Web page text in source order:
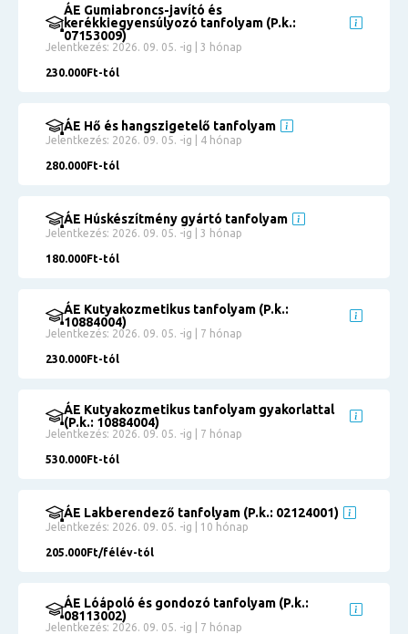
ÁE Gumiabroncs-javító és
kerékkiegyensúlyozó tanfolyam (P.k.:
07153009)
Jelentkezés: 2026. 09. 05. -ig | 3 hónap
230.000Ft-tól
ÁE Hő és hangszigetelő tanfolyam
Jelentkezés: 2026. 09. 05. -ig | 4 hónap
280.000Ft-tól
ÁE Húskészítmény gyártó tanfolyam
Jelentkezés: 2026. 09. 05. -ig | 3 hónap
180.000Ft-tól
ÁE Kutyakozmetikus tanfolyam (P.k.:
10884004)
Jelentkezés: 2026. 09. 05. -ig | 7 hónap
230.000Ft-tól
ÁE Kutyakozmetikus tanfolyam gyakorlattal
(P.k.: 10884004)
Jelentkezés: 2026. 09. 05. -ig | 7 hónap
530.000Ft-tól
ÁE Lakberendező tanfolyam (P.k.: 02124001)
Jelentkezés: 2026. 09. 05. -ig | 10 hónap
205.000Ft/félév-tól
ÁE Lóápoló és gondozó tanfolyam (P.k.:
08113002)
Jelentkezés: 2026. 09. 05. -ig | 7 hónap